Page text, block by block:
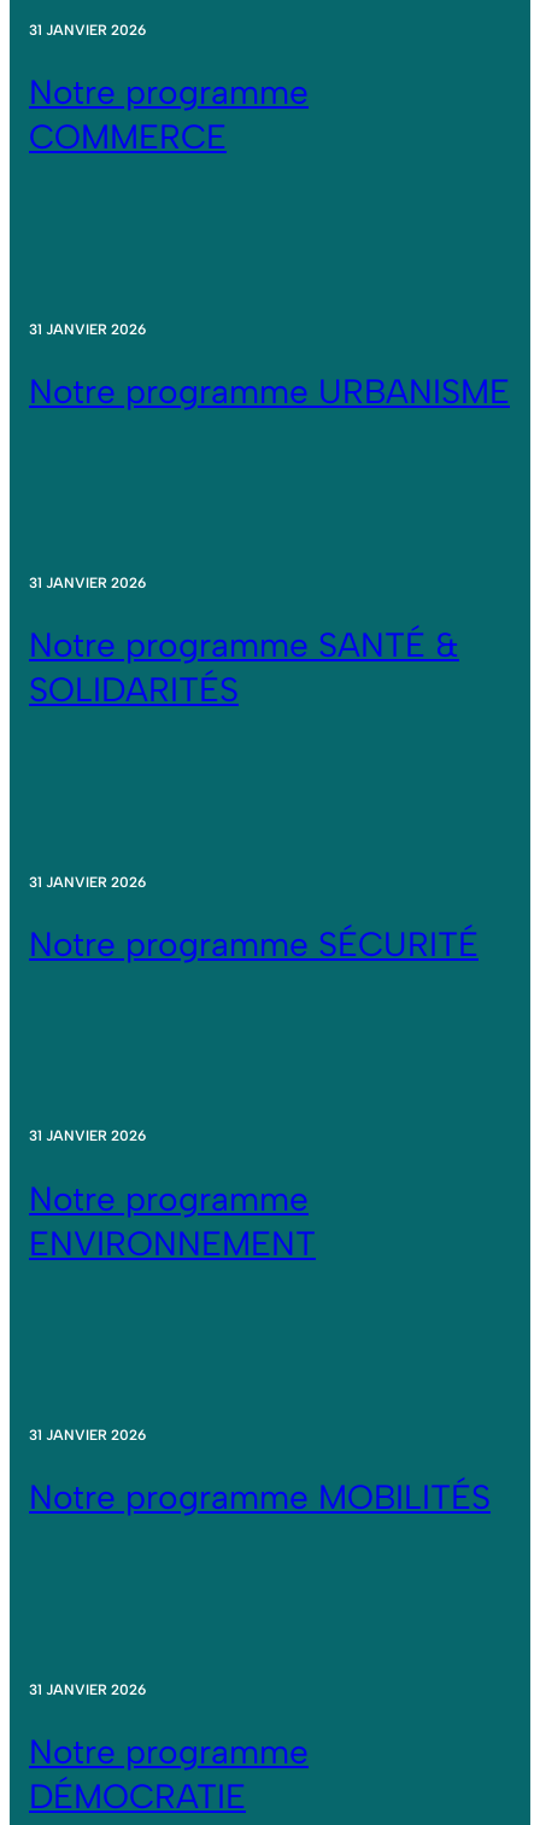
31 JANVIER 2026
Notre programme
COMMERCE
31 JANVIER 2026
Notre programme URBANISME
31 JANVIER 2026
Notre programme SANTÉ &
SOLIDARITÉS
31 JANVIER 2026
Notre programme SÉCURITÉ
31 JANVIER 2026
Notre programme
ENVIRONNEMENT
31 JANVIER 2026
Notre programme MOBILITÉS
31 JANVIER 2026
Notre programme
DÉMOCRATIE